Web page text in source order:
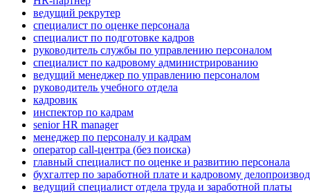
ведущий рекрутер
специалист по оценке персонала
специалист по подготовке кадров
руководитель службы по управлению персоналом
специалист по кадровому администрированию
ведущий менеджер по управлению персоналом
руководитель учебного отдела
кадровик
инспектор по кадрам
senior HR manager
менеджер по персоналу и кадрам
оператор call-центра (без поиска)
главный специалист по оценке и развитию персонала
бухгалтер по заработной плате и кадровому
ведущий специалист отдела труда и заработной платы